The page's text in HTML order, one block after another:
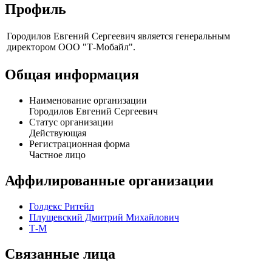
Профиль
Городилов Евгений Сергеевич является генеральным
директором ООО "Т-Мобайл".
Общая информация
Наименование организации
Городилов Евгений Сергеевич
Статус организации
Действующая
Регистрационная форма
Частное лицо
Аффилированные организации
Голдекс Ритейл
Плущевский Дмитрий Михайлович
Т-М
Связанные лица